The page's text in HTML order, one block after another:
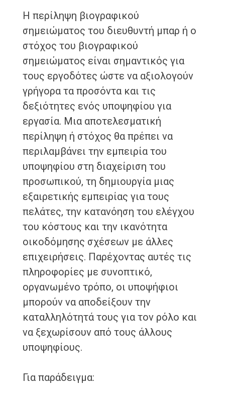
Η περίληψη βιογραφικού
σημειώματος του διευθυντή μπαρ ή ο
στόχος του βιογραφικού
σημειώματος είναι σημαντικός για
τους εργοδότες ώστε να αξιολογούν
γρήγορα τα προσόντα και τις
δεξιότητες ενός υποψηφίου για
εργασία. Μια αποτελεσματική
περίληψη ή στόχος θα πρέπει να
περιλαμβάνει την εμπειρία του
υποψηφίου στη διαχείριση του
προσωπικού, τη δημιουργία μιας
εξαιρετικής εμπειρίας για τους
πελάτες, την κατανόηση του ελέγχου
του κόστους και την ικανότητα
οικοδόμησης σχέσεων με άλλες
επιχειρήσεις. Παρέχοντας αυτές τις
πληροφορίες με συνοπτικό,
οργανωμένο τρόπο, οι υποψήφιοι
μπορούν να αποδείξουν την
καταλληλότητά τους για τον ρόλο και
να ξεχωρίσουν από τους άλλους
υποψηφίους.
Για παράδειγμα: